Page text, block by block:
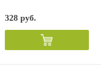
328 руб.